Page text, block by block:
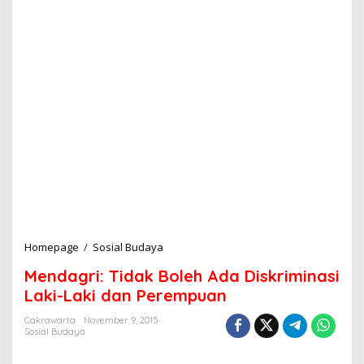
Homepage / Sosial Budaya
n
d
a
Mendagri: Tidak Boleh Ada Diskriminasi
Laki-Laki dan Perempuan
Cakrawarta
November 9, 2015
Sosial Budaya